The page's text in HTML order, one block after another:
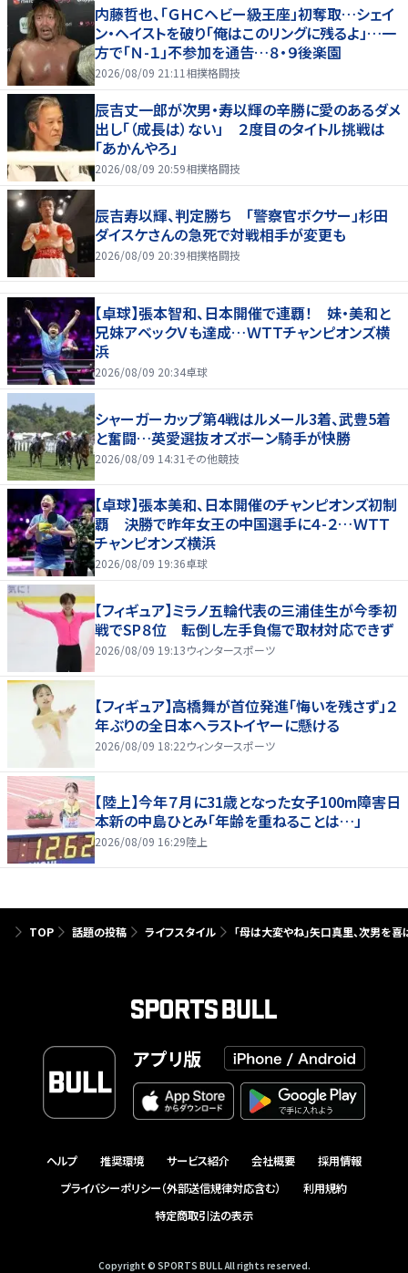
内藤哲也、「ＧＨＣヘビー級王座」初奪取…シェイ
ン・ヘイストを破り「俺はこのリングに残るよ」…一
方で「Ｎ-１」不参加を通告…８・９後楽園
2026/08/09 21:11 相撲格闘技
辰吉丈一郎が次男・寿以輝の辛勝に愛のあるダメ
出し「（成長は）ない」 ２度目のタイトル挑戦は
「あかんやろ」
2026/08/09 20:59相撲格闘技
辰吉寿以輝、判定勝ち 「警察官ボクサー」杉田
ダイスケさんの急死で対戦相手が変更も
2026/08/09 20:39相撲格闘技
【卓球】張本智和、日本開催で連覇！ 妹・美和と
兄妹アベックＶも達成…ＷＴＴチャンピオンズ横
浜
2026/08/09 20:34卓球
シャーガーカップ第4戦はルメール3着、武豊5着
と奮闘…英愛選抜オズボーン騎手が快勝
2026/08/09 14:31 その他競技
【卓球】張本美和、日本開催のチャンピオンズ初制
覇 決勝で昨年女王の中国選手に４-２…ＷＴＴ
チャンピオンズ横浜
2026/08/09 19:36卓球
【フィギュア】ミラノ五輪代表の三浦佳生が今季初
戦でSP８位 転倒し左手負傷で取材対応できず
2026/08/09 19:13ウィンタースポーツ
【フィギュア】高橋舞が首位発進「悔いを残さず」２
年ぶりの全日本へラストイヤーに懸ける
2026/08/09 18:22ウィンタースポーツ
【陸上】今年７月に31歳となった女子100m障害日
本新の中島ひとみ「年齢を重ねることは…」
2026/08/09 16:29陸上
TOP 話題の投稿 ライフスタイル 「母は大変やね」矢口真里、次男を
アプリ版
ヘルプ 推奨環境 サービス紹介 会社概要
採用情報
プライバシーポリシー（外部送信規律対応含む）
利用規約
特定商取引法の表示
Copyright © SPORTS BULL All rights reserved.